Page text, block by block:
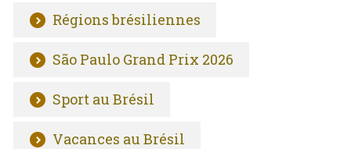
Régions brésiliennes
São Paulo Grand Prix 2026
Sport au Brésil
Vacances au Brésil